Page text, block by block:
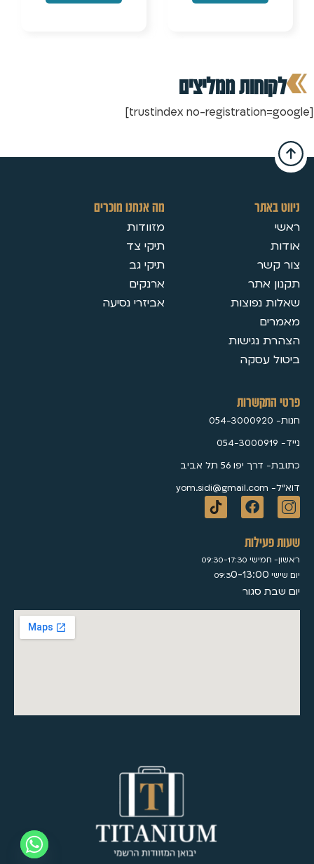
לקוחות ממליצים
[trustindex no-registration=google]
ניווט באתר
ראשי
אודות
צור קשר
תקנון אתר
שאלות נפוצות
מאמרים
הצהרת נגישות
ביטול עסקה
מה אנחנו מוכרים
מזוודות
תיקי צד
תיקי גב
ארנקים
אביזרי נסיעה
פרטי התקשרות
חנות- 054-3000920
נייד- 054-3000919
כתובת- דרך יפו 56 תל אביב
דוא״ל- yom.sidi@gmail.com
שעות פעילות
ראשון- חמישי 09:30-17:30
יום שישי 09:3 0-13:00
יום שבת סגור